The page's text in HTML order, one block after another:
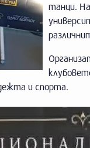
танци.
и спорта.